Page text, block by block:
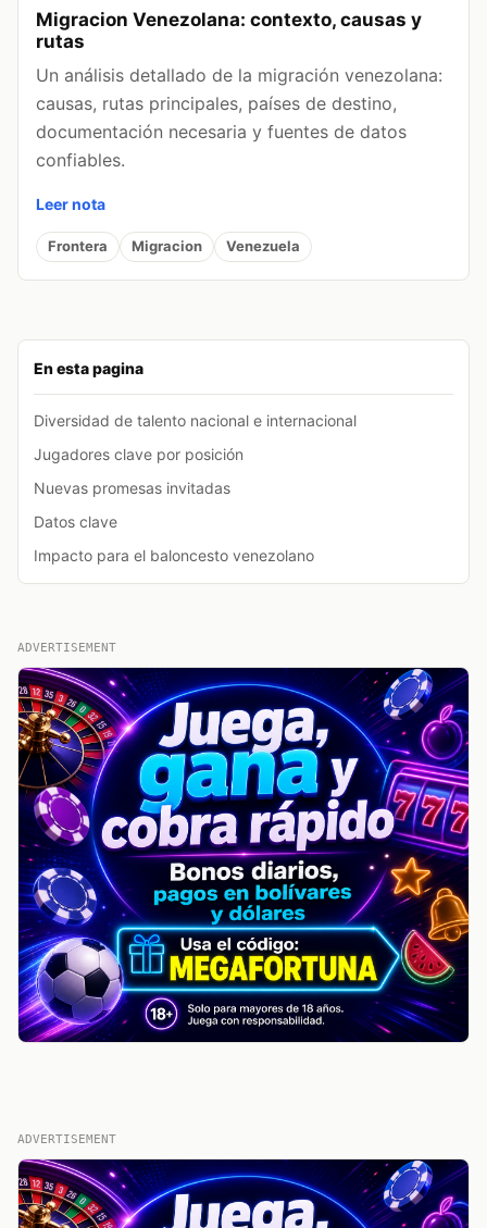
En esta pagina
Diversidad de talento nacional e internacional
Jugadores clave por posición
Nuevas promesas invitadas
Datos clave
Impacto para el baloncesto venezolano
Migracion Venezolana: contexto, causas y
rutas
Un análisis detallado de la migración venezolana:
causas, rutas principales, países de destino,
documentación necesaria y fuentes de datos
confiables.
Leer nota
Frontera Migracion Venezuela
ADVERTISEMENT
ADVERTISEMENT